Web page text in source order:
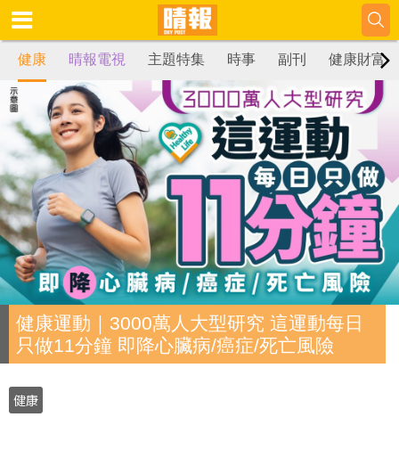
健康 晴報電視 主題特集 時事 副刊 健康財富
健康運動｜3000萬人大型研究 這運動每日
只做11分鐘 即降心臟病/癌症/死亡風險
健康